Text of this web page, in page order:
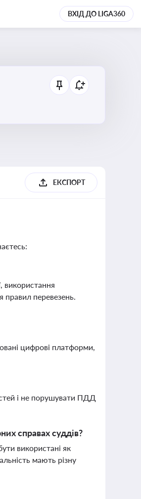
ВХІД ДО LIGA360
ЕКСПОРТ
використання
правил перевезень.
цифрові платформи,
і не порушувати ПДД
справах суддів?
використані як
мають різну